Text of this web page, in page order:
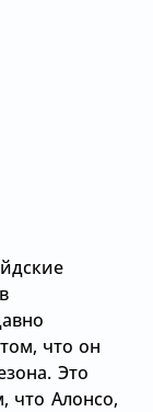
что он
Это
что Алонсо,